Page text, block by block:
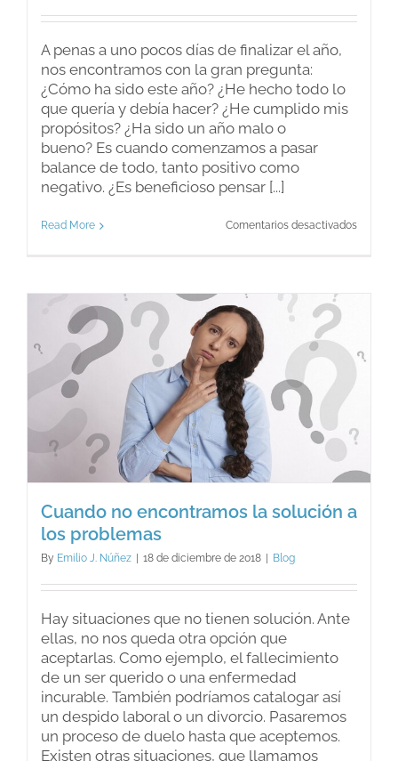
A penas a uno pocos días de finalizar el año,
nos encontramos con la gran pregunta:
¿Cómo ha sido este año? ¿He hecho todo lo
que quería y debía hacer? ¿He cumplido mis
propósitos? ¿Ha sido un año malo o
bueno? Es cuando comenzamos a pasar
balance de todo, tanto positivo como
negativo. ¿Es beneficioso pensar [...]
Read More Comentarios desactivadosen
Cuando no encontramos la solución a
los problemas
By Emilio J. Núñez 18 de diciembre de 2018 Blog
Hay situaciones que no tienen solución. Ante
ellas, no nos queda otra opción que
aceptarlas. Como ejemplo, el fallecimiento
de un ser querido o una enfermedad
incurable. También podríamos catalogar así
un despido laboral o un divorcio. Pasaremos
un proceso de duelo hasta que aceptemos.
Existen otras situaciones, que llamamos